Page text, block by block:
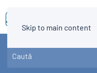
Skip to main content